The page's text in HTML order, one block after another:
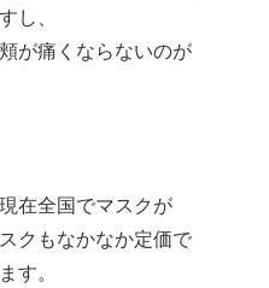
し、
が痛くならないのが
在全国でマスクが
クもなかなか定価で
す。